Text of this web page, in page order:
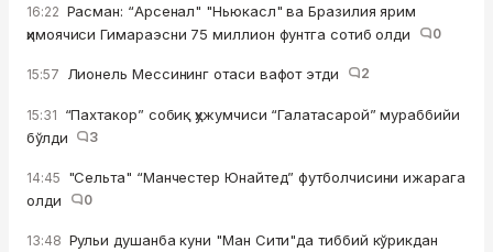
16:22 Расман: “Арсенал" "Ньюкасл" ва Бразилия ярим
ҳимоячиси Гимараэсни 75 миллион фунтга сотиб олди
0
15:57 Лионель Мессининг отаси вафот этди 2
15:31 “Пахтакор” собиқ ҳужумчиси “Галатасарой” мураббийи
бўлди
3
14:45 "Сельта" “Манчестер Юнайтед” футболчисини ижарага
олди
0
13:48 Рульи душанба куни "Ман Сити"да тиббий кўрикдан